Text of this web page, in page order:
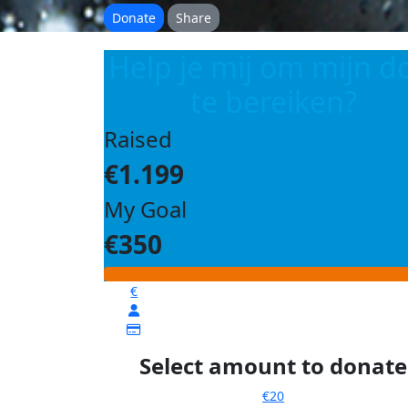
Donate Share
Raised
€1.199
My Goal
€350
€
Select amount to donate
€20